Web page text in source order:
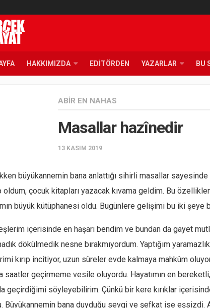
HAKKIMIZDA EDITÖRDEN YAZARLAR BU
ABIR EN NAHAS
Masallar hazînedir
13 KASIM 2019
büyükannemin bana anlattığı sihirli masallar
oldum, çocuk kitapları yazacak kıvama geldim. Bu
büyük kütüphanesi oldu. Bugünlere gelişimi bu iki şeye
içerisinde en haşarı bendim ve bundan da gayet
dökülmedik nesne bırakmıyordum. Yaptığım
kırıp incitiyor, uzun süreler evde kalmaya mahkûm
saatler geçirmeme vesile oluyordu. Hayatımın en
geçirdiğimi söyleyebilirim. Çünkü bir kere kırıklar
Büyükannemin bana duyduğu sevgi ve şefkat ise eşsizdi.